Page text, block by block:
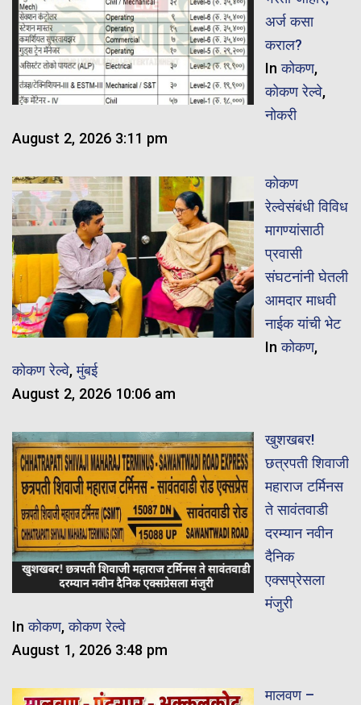
अर्ज कसा
कराल?
Inकोकण,
कोकण रेल्वे,
नोकरी
August 2, 2026 3:11 pm
कोकण
रेल्वेसंबंधी विविध
मागण्यांसाठी
प्रवासी
संघटनांनी घेतली
आमदार माधवी
नाईक यांची भेट
Inकोकण,
कोकण रेल्वे,मुंबई
August 2, 2026 10:06 am
खुशखबर!
छत्रपती शिवाजी
महाराज टर्मिनस
ते सावंतवाडी
दरम्यान नवीन
दैनिक
एक्सप्रेसला
मंजुरी
Inकोकण,कोकण रेल्वे
August 1, 2026 3:48 pm
मालवण –